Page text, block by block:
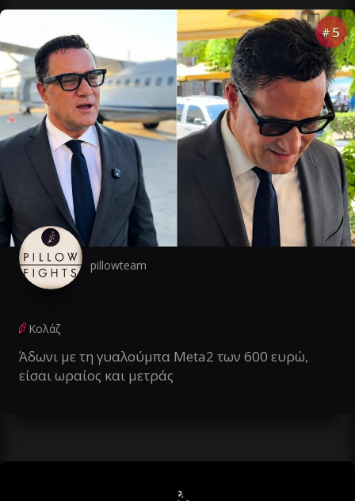
# 5
pillowteam
Κολάζ
Άδωνι με τη γυαλούμπα Meta2 των 600 ευρώ,
είσαι ωραίος και μετράς